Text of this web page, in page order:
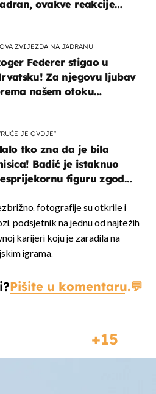
ovakve reakcije
ZVIJEZDA NA JADRANU
Federer stigao u
Za njegovu ljubav
našem otoku
JE OVDJE"
tko zna da je bila
Badić je istaknuo
figuru zgodne
fotografije su otkrile i
podsjetnik na jednu od najtežih
karijeri koju je zaradila na
igrama.
Pišite u komentaru.
15